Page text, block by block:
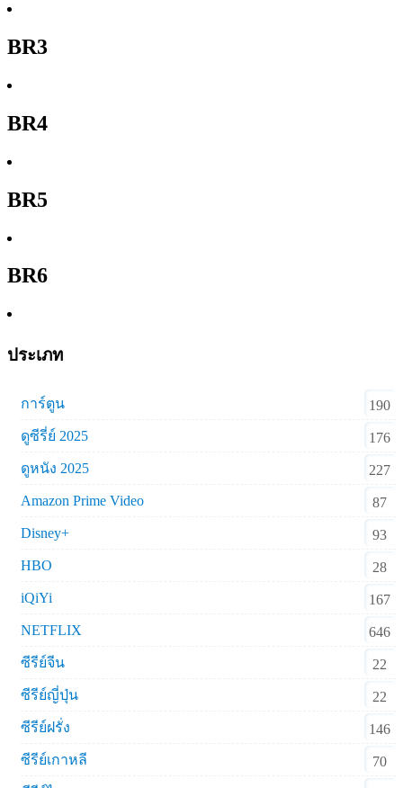
BR3
BR4
BR5
BR6
ประเภท
การ์ตูน
190
ดูซีรี่ย์ 2025
176
ดูหนัง 2025
227
Amazon Prime Video
87
Disney+
93
HBO
28
iQiYi
167
NETFLIX
646
ซีรีย์จีน
22
ซีรีย์ญี่ปุ่น
22
ซีรีย์ฝรั่ง
146
ซีรีย์เกาหลี
70